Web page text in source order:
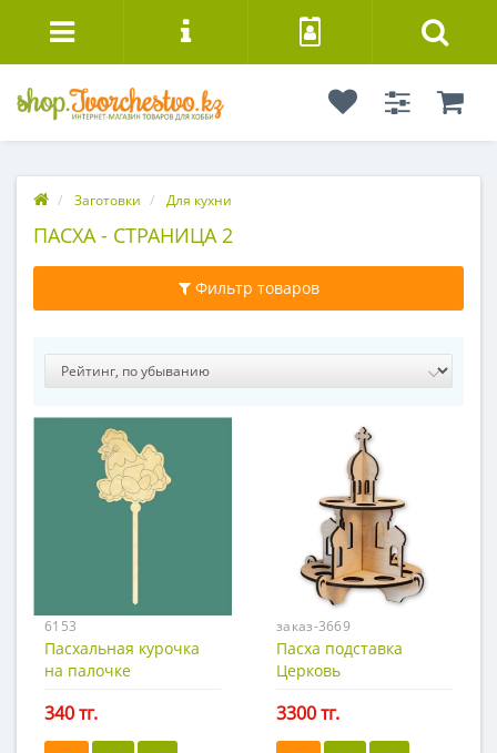
Заготовки Для кухни
ПАСХА - СТРАНИЦА 2
Фильтр товаров
6153
Пасхальная курочка
на палочке
340 тг.
заказ-3669
Пасха подставка
Церковь
3300 тг.